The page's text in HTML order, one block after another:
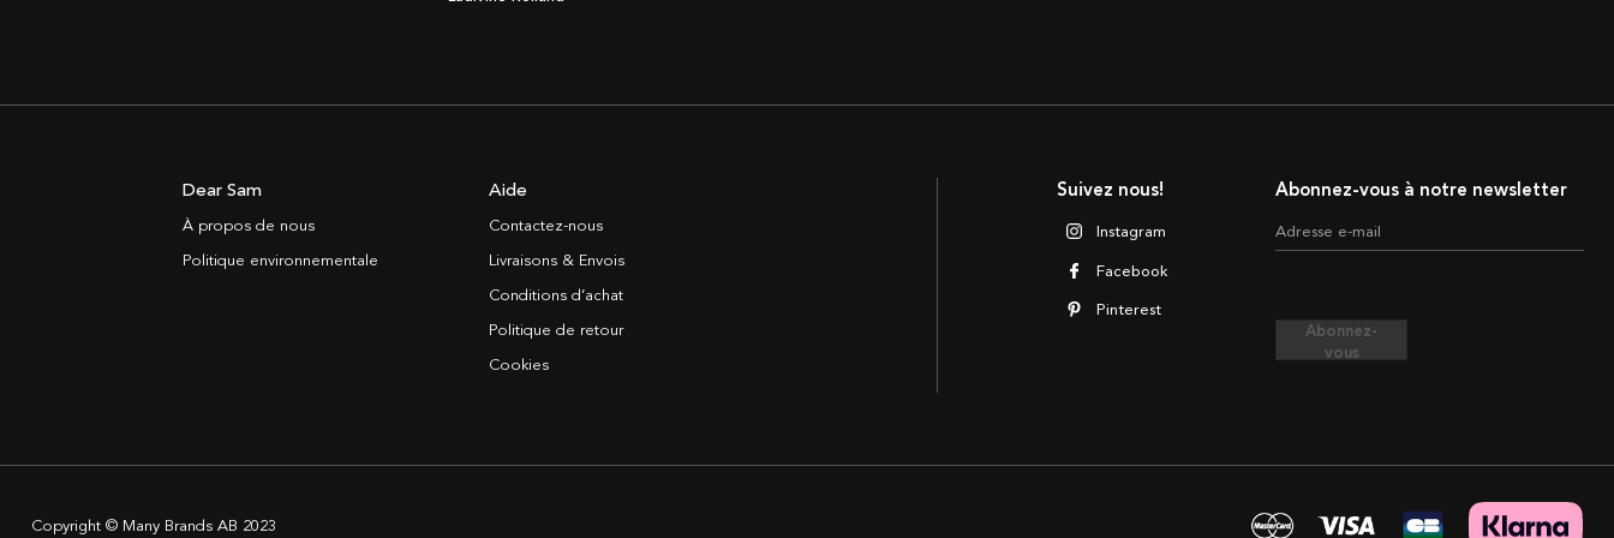
Abonnez-vous à notre newsletter
Adresse e-mail
Abonnez-
vous
Suivez nous!
Instagram
Facebook
Pinterest
Dear Sam
À propos de nous
Politique environnementale
Aide
Contactez-nous
Livraisons & Envois
Conditions d’achat
Politique de retour
Cookies
Copyright © Many Brands AB 2023